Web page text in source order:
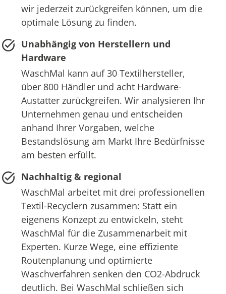
wir jederzeit zurückgreifen können, um die
optimale Lösung zu finden.
Unabhängig von Herstellern und
Hardware
WaschMal kann auf 30 Textilhersteller,
über 800 Händler und acht Hardware-
Austatter zurückgreifen. Wir analysieren Ihr
Unternehmen genau und entscheiden
anhand Ihrer Vorgaben, welche
Bestandslösung am Markt Ihre Bedürfnisse
am besten erfüllt.
Nachhaltig & regional
WaschMal arbeitet mit drei professionellen
Textil-Recyclern zusammen: Statt ein
eigenens Konzept zu entwickeln, steht
WaschMal für die Zusammenarbeit mit
Experten. Kurze Wege, eine effiziente
Routenplanung und optimierte
Waschverfahren senken den CO2-Abdruck
deutlich. Bei WaschMal schließen sich